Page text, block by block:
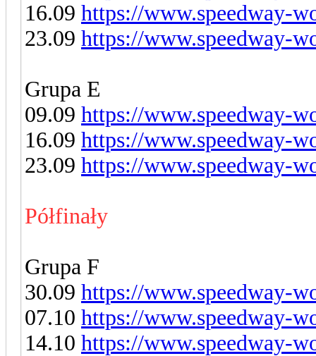
16.09 https://www.speedway-
23.09 https://www.speedway-
Grupa E
09.09 https://www.speedway-
16.09 https://www.speedway-
23.09 https://www.speedway-
Półfinały
Grupa F
30.09 https://www.speedway-
07.10 https://www.speedway-
14.10 https://www.speedway-